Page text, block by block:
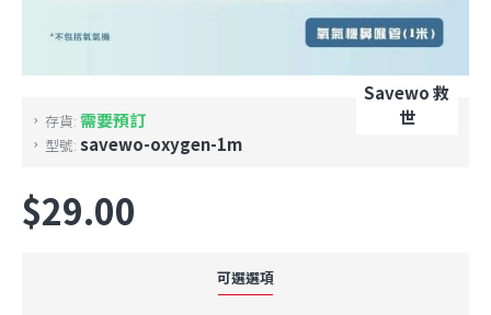
存貨: 需要預訂
型號: savewo-oxygen-1m
Savewo 救
世
$29.00
可選選項